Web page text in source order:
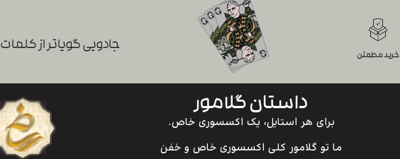
خرید مطمئن
جادویی گویاتر از کلمات
داستان گلامور
برای هر استایل، یک اکسسوری خاص.
ما تو گلامور کلی اکسسوری خاص و خفن